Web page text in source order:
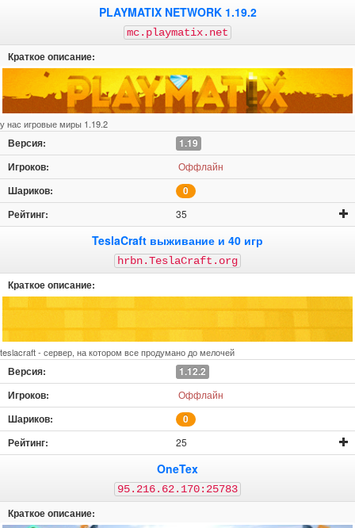
PLAYMATIX NETWORK 1.19.2
mc.playmatix.net
у нас игровые миры 1.19.2
1.19
Оффлайн
0
35
TeslaCraft выживание и 40 игр
hrbn.TeslaCraft.org
teslacraft - сервер, на котором все продумано до мелочей
1.12.2
Оффлайн
0
25
OneTex
95.216.62.170:25783